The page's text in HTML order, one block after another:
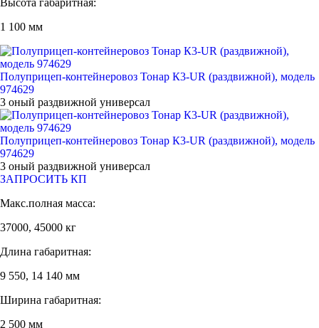
Высота габаритная:
1 100 мм
Полуприцеп-контейнеровоз Тонар К3-UR (раздвижной), модель
974629
3 оный раздвижной универсал
Полуприцеп-контейнеровоз Тонар К3-UR (раздвижной), модель
974629
3 оный раздвижной универсал
ЗАПРОСИТЬ КП
Макс.полная масса:
37000, 45000 кг
Длина габаритная:
9 550, 14 140 мм
Ширина габаритная:
2 500 мм